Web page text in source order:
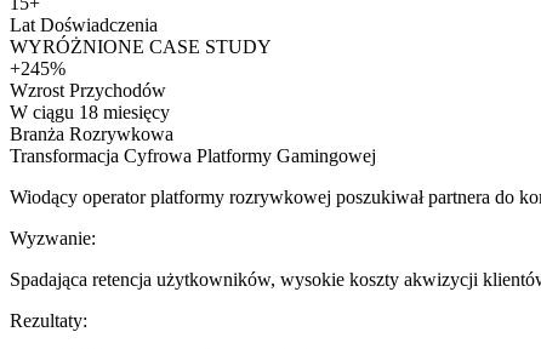
Lat Doświadczenia
WYRÓŻNIONE CASE STUDY
+245%
Wzrost Przychodów
W ciągu 18 miesięcy
Branża Rozrywkowa
Transformacja Cyfrowa Platformy Gamingowej
Wiodący operator platformy rozrywkowej poszukiwał partnera do
Wyzwanie:
Spadająca retencja użytkowników, wysokie koszty akwizycji
Rezultaty: